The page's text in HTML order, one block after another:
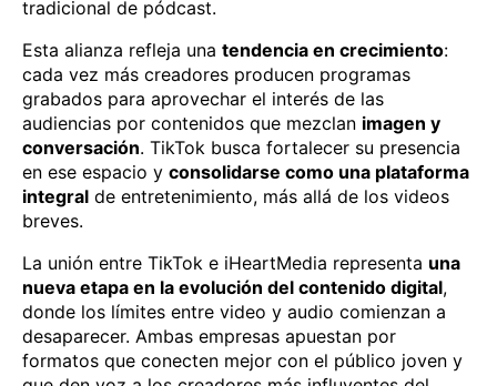
tradicional de pódcast.
Esta alianza refleja una tendencia en crecimiento:
cada vez más creadores producen programas
grabados para aprovechar el interés de las
audiencias por contenidos que mezclan imagen y
conversación. TikTok busca fortalecer su presencia
en ese espacio y consolidarse como una plataforma
integral de entretenimiento, más allá de los videos
breves.
La unión entre TikTok e iHeartMedia representa una
nueva etapa en la evolución del contenido digital,
donde los límites entre video y audio comienzan a
desaparecer. Ambas empresas apuestan por
formatos que conecten mejor con el público joven y